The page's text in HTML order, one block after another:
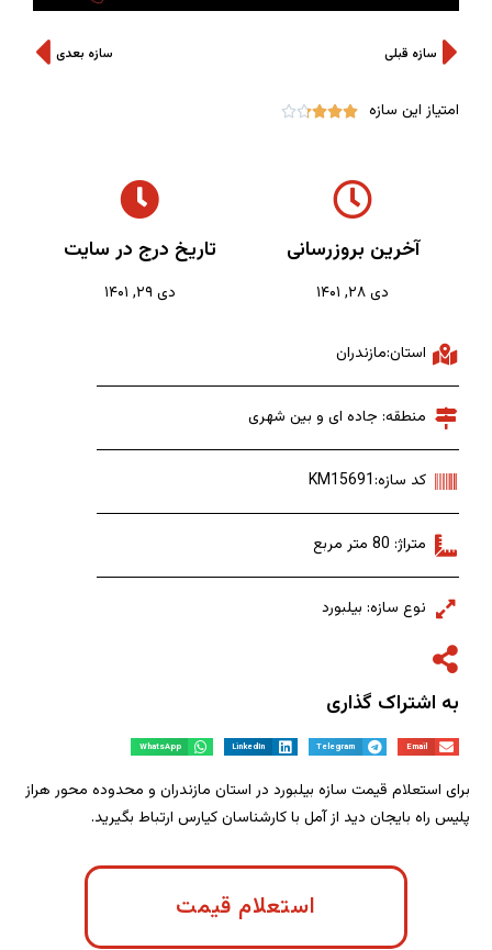
سازه قبلی سازه بعدی
امتیاز این سازه 




آخرین بروزرسانی
دی ۲۸, ۱۴۰۱
تاریخ درج در سایت
دی ۲۹, ۱۴۰۱
استان:مازندران
منطقه: جاده ای و بین شهری
کد سازه:KM15691
متراژ: 80 متر مربع
نوع سازه: بیلبورد
به اشتراک گذاری
Email
Telegram
LinkedIn
WhatsApp
برای استعلام قیمت سازه بیلبورد در استان مازندران و محدوده محور هراز
پلیس راه بایجان دید از آمل با کارشناسان کیارس ارتباط بگیرید.
استعلام قیمت